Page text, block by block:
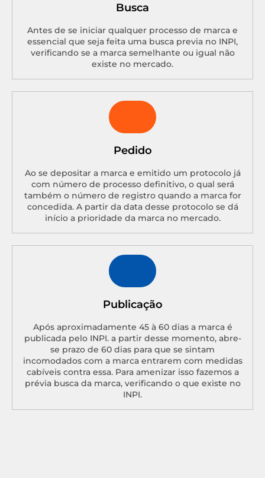
Busca
Antes de se iniciar qualquer processo de marca e
essencial que seja feita uma busca previa no INPI,
verificando se a marca semelhante ou igual não
existe no mercado.
Pedido
Ao se depositar a marca e emitido um protocolo já
com número de processo definitivo, o qual será
também o número de registro quando a marca for
concedida. A partir da data desse protocolo se dá
início a prioridade da marca no mercado.
Publicação
Após aproximadamente 45 à 60 dias a marca é
publicada pelo INPI. a partir desse momento, abre-
se prazo de 60 dias para que se sintam
incomodados com a marca entrarem com medidas
cabíveis contra essa. Para amenizar isso fazemos a
prévia busca da marca, verificando o que existe no
INPI.